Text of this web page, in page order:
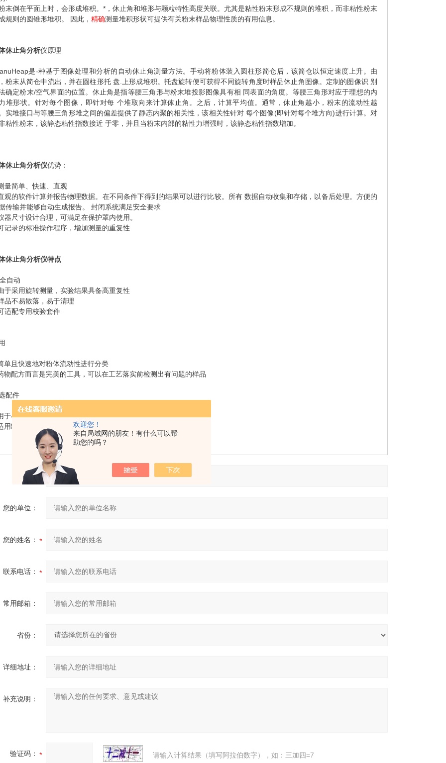
欢迎您！
来自局域网的朋友！有什么可以帮
助您的吗？
末倒在平面上时，会形成堆积。*，休止角和堆形与颗粒特性高度关联。尤其是粘性粉末形成不规则的堆积，而非粘性粉末
规则的圆锥形堆积。 因此， 精确测量堆积形状可提供有关粉末样品物理性质的有用信息。
休止角分析仪原理
是-种基于图像处理和分析的自动休止角测量方法。手动将粉体装入圆柱形简仓后，该简仓以恒定速度上升。由
粉末从简仓中流出，并在圆柱形托 盘.上形成堆积。托盘旋转便可获得不同旋转角度时样品休止角图像。定制的图像识 别
确定粉末/空气界面的位置。休止角是指等腰三角形与粉末堆投影图像具有相 同表面的角度。等腰三角形对应于理想的内
堆形状。针对每个图像，即针对每 个堆取向来计算体止角。之后，计算平均值。通常，休止角越小，粉末的流动性越
实堆接口与等腰三角形堆之间的偏差提供了静态内聚的相关性，该相关性针对 每个图像(即针对每个堆方向)进行计算。对
粘性粉末，该静态粘性指数接近 于零，并且当粉末内部的粘性力增强时，该静态粘性指数增加。
休止角分析仪优势：
量简单、快速、直观
观的软件计算并报告物理数据。在不同条件下得到的结果可以进行比较。所有 数据自动收集和存储，以备后处理。方便的
传输并能够自动生成报告。 封闭系统满足安全要求
器尺寸设计合理，可满足在保护罩内使用。
记录的标准操作程序，增加测量的重复性
休止角分析仪特点
自动
于采用旋转测量，实验结果具备高重复性
品不易散落，易于清理
适配专用校验套件
单且快速地对粉体流动性进行分类
物配方而言是完美的工具，可以在工艺落实前检测出有问题的样品
配件
于小样品量的样品池和托盘
用制药和贵金属行业用的超小样品量(4ml)的套件
产品：
您的单位：
您的姓名：
联系电话：
常用邮箱：
省份：
详细地址：
补充说明：
验证码： 请输入计算结果（填写阿拉伯数字），如：三加四=7